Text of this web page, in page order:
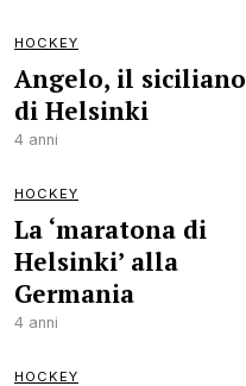
HOCKEY
Angelo, il siciliano
di Helsinki
4 anni
HOCKEY
La ‘maratona di
Helsinki’ alla
Germania
4 anni
HOCKEY